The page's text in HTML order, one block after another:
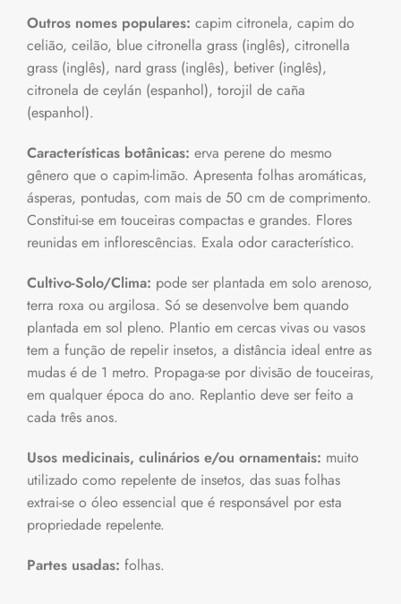
Outros nomes populares: capim citronela, capim do
celião, ceilão, blue citronella grass (inglês), citronella
grass (inglês), nard grass (inglês), betiver (inglês),
citronela de ceylán (espanhol), torojil de caña
(espanhol).
Características botânicas: erva perene do mesmo
gênero que o capim-limão. Apresenta folhas aromáticas,
ásperas, pontudas, com mais de 50 cm de comprimento.
Constitui-se em touceiras compactas e grandes. Flores
reunidas em inflorescências. Exala odor característico.
Cultivo-Solo/Clima: pode ser plantada em solo arenoso,
terra roxa ou argilosa. Só se desenvolve bem quando
plantada em sol pleno. Plantio em cercas vivas ou vasos
tem a função de repelir insetos, a distância ideal entre as
mudas é de 1 metro. Propaga-se por divisão de touceiras,
em qualquer época do ano. Replantio deve ser feito a
cada três anos.
Usos medicinais, culinários e/ou ornamentais: muito
utilizado como repelente de insetos, das suas folhas
extrai-se o óleo essencial que é responsável por esta
propriedade repelente.
Partes usadas: folhas.